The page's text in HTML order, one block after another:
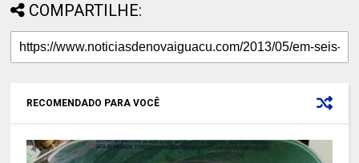
COMPARTILHE:
RECOMENDADO PARA VOCÊ